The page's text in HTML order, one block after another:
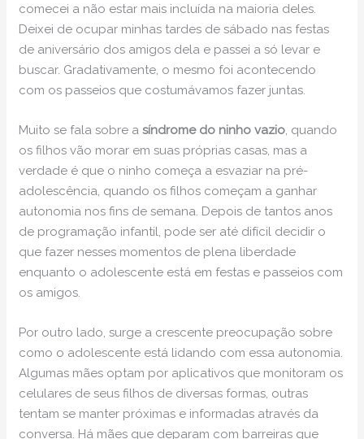
comecei a não estar mais incluída na maioria deles.
Deixei de ocupar minhas tardes de sábado nas festas
de aniversário dos amigos dela e passei a só levar e
buscar. Gradativamente, o mesmo foi acontecendo
com os passeios que costumávamos fazer juntas.
Muito se fala sobre asíndrome do ninho vazio, quando
os filhos vão morar em suas próprias casas, mas a
verdade é que o ninho começa a esvaziar na pré-
adolescência, quando os filhos começam a ganhar
autonomia nos fins de semana. Depois de tantos anos
de programação infantil, pode ser até difícil decidir o
que fazer nesses momentos de plena liberdade
enquanto o adolescente está em festas e passeios com
os amigos.
Por outro lado, surge a crescente preocupação sobre
como o adolescente está lidando com essa autonomia.
Algumas mães optam por aplicativos que monitoram os
celulares de seus filhos de diversas formas, outras
tentam se manter próximas e informadas através da
conversa. Há mães que deparam com barreiras que